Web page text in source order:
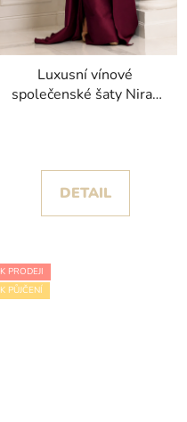
Luxusní vínové
společenské šaty Niras
DETAIL
K PRODEJI
K PŮJČENÍ